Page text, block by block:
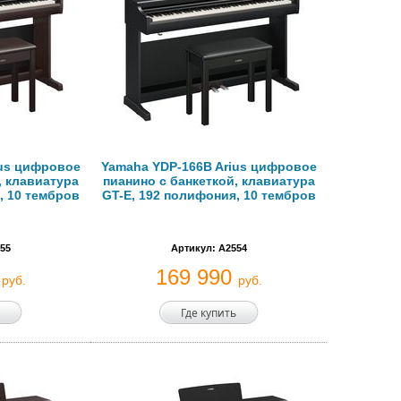
цифровое
клавиатура
10 тембров
руб.
Yamaha YDP-166B Arius цифровое
пианино с банкеткой, клавиатура
GT-E, 192 полифония, 10 тембров
Артикул: A2554
169 990 руб.
Где купить